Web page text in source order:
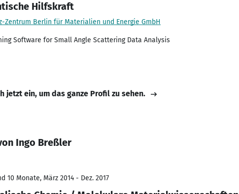
Hilfskraft
Zentrum Berlin für Materialien und Energie GmbH
Software for Small Angle Scattering Data Analysis
jetzt ein, um das ganze Profil zu sehen.
Ingo Breßler
10 Monate, März 2014 - Dez. 2017